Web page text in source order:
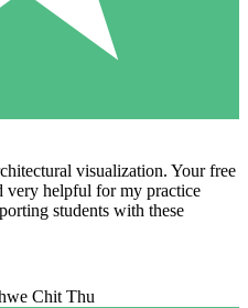
visualization. Your free
very helpful for my practice
students with these
Chit Thu